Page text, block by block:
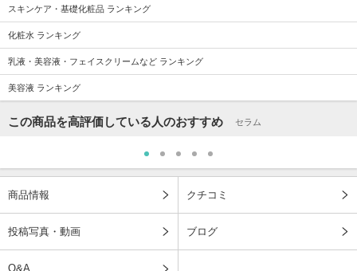
スキンケア・基礎化粧品 ランキング
化粧水 ランキング
乳液・美容液・フェイスクリームなど ランキング
美容液 ランキング
この商品を高評価している人のおすすめ セラム
商品情報 クチコミ
投稿写真・動画 ブログ
Q&A